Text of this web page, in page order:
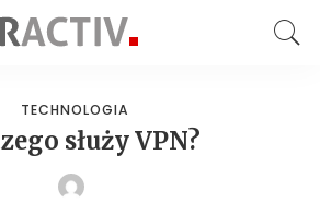
TECHNOLOGIA
służy VPN?